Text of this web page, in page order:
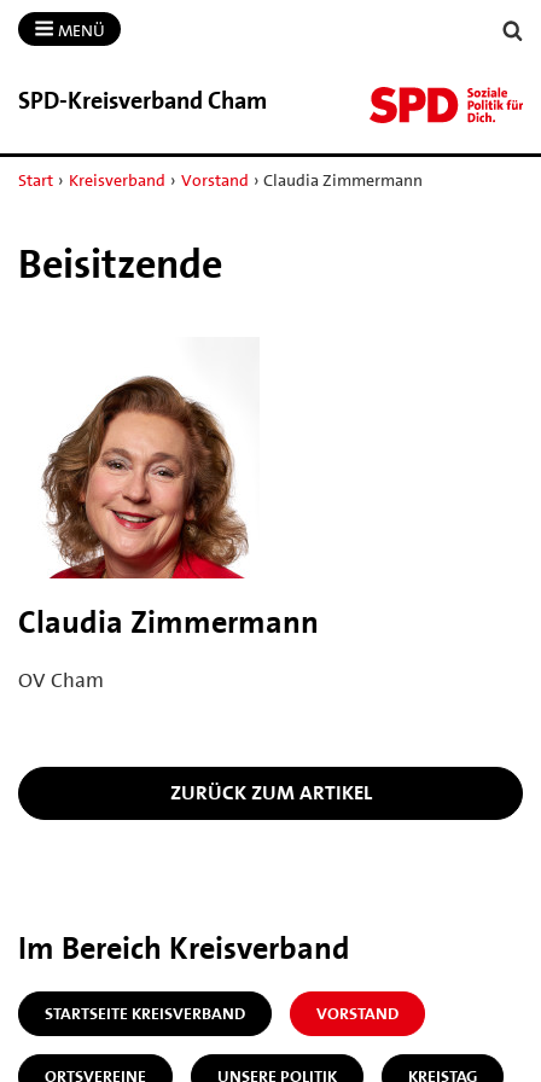
MENÜ
SPD-​Kreisverband Cham
Start › Kreisverband › Vorstand › Claudia Zimmermann
Beisitzende
Claudia Zimmermann
OV Cham
ZURÜCK ZUM ARTIKEL
Im Bereich Kreisverband
STARTSEITE KREISVERBAND VORSTAND
ORTSVEREINE UNSERE POLITIK KREISTAG